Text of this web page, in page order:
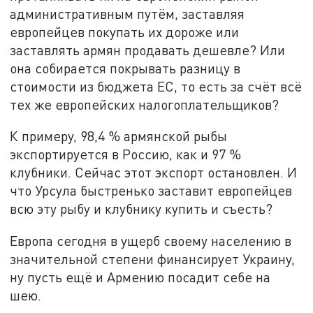
административным путём, заставляя
европейцев покупать их дороже или
заставлять армян продавать дешевле? Или
она собирается покрывать разницу в
стоимости из бюджета ЕС, то есть за счёт всё
тех же европейских налогоплательщиков?
К примеру, 98,4 % армянской рыбы
экспортируется в Россию, как и 97 %
клубники. Сейчас этот экспорт остановлен. И
что Урсула быстренько заставит европейцев
всю эту рыбу и клубнику купить и съесть?
Европа сегодня в ущерб своему населению в
значительной степени финансирует Украину,
ну пусть ещё и Армению посадит себе на
шею.